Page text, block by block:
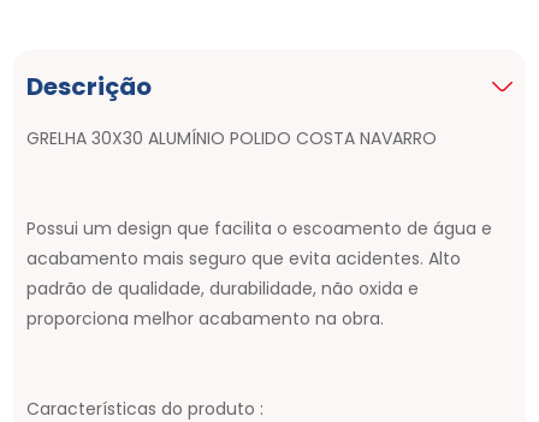
Descrição
GRELHA 30X30 ALUMÍNIO POLIDO COSTA NAVARRO
Possui um design que facilita o escoamento de água e
acabamento mais seguro que evita acidentes. Alto
padrão de qualidade, durabilidade, não oxida e
proporciona melhor acabamento na obra.
Características do produto :